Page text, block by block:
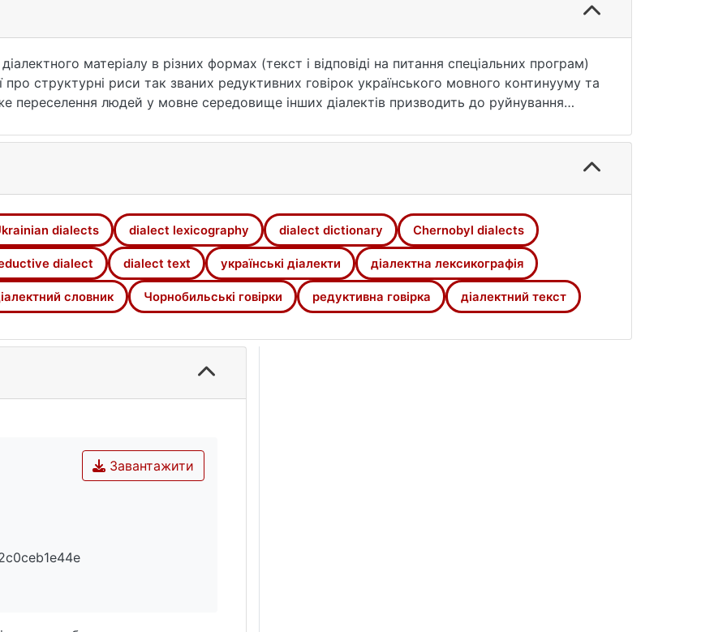
матеріалу в різних формах (текст і відповіді на питання спеціальних програм)
про структурні риси так званих редуктивних говірок українського мовного континууму та
переселення людей у мовне середовище інших діалектів призводить до руйнування
1986 р. на мовній карті України такої групи говірок ніхто не виокремлював. Міграційні
України після катастрофи на Чорнобильській АЕС спричинили до руйнування
величезна 30-кілометрова зона ось уже 35 років як майже знелюднена, а її мешканці
(дехто вже змінив по кілька місць проживання). Проаналізовано представлення говірок
працях – дескриптивних, лінгвогеографічних і лексикографічних, які так чи інакше
що може стати своєрідним ґрунтом,емпіричною базою для укладання словника
представлення діалектної лексики чорнобильських говірок у додатках до збірників
а також простежено, говірки яких населених пунктів, що нині входять до зони
та атласах, підготовлених у період до Чорнобильської трагедії.
dialects dialect lexicography dialect dictionary Chernobyl dialects
dialect dialect text українські діалекти діалектна лексикографія
словник Чорнобильські говірки редуктивна говірка діалектний текст
Завантажити